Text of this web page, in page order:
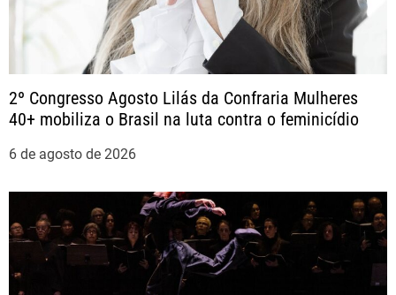
o
t
2º Congresso Agosto Lilás da Confraria Mulheres
40+ mobiliza o Brasil na luta contra o feminicídio
6 de agosto de 2026